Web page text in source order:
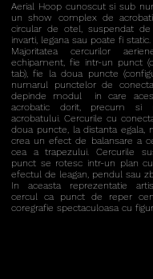
Aerial Hoop cunoscut si sub
un show complex de
circular de otel, suspendat
invarti, legana sau poate fi static.
Majoritatea cercurilor
echipament, fie intr-un punct
tab), fie la doua puncte
numarul punctelor de
depinde modul in care
acrobatic dorit, precum
acrobatului. Cercurile cu
doua puncte, la distanta egala,
crea un efect de balansare a
cea a trapezului. Cercurile
punct se rotesc intr-un plan
efectul de leagan, pendul sau
In aceasta reprezentatie
cercul ca punct de reper
coregrafie spectaculoasa cu